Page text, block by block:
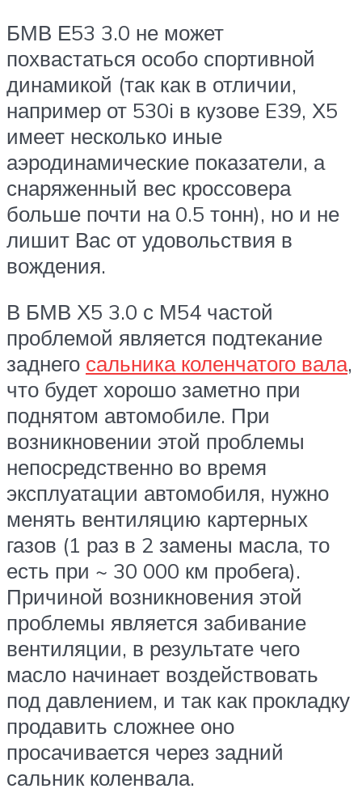
БМВ Е53 3.0 не может
похвастаться особо спортивной
динамикой (так как в отличии,
например от 530i в кузове E39, Х5
имеет несколько иные
аэродинамические показатели, а
снаряженный вес кроссовера
больше почти на 0.5 тонн), но и не
лишит Вас от удовольствия в
вождения.
В БМВ Х5 3.0 с М54 частой
проблемой является подтекание
заднего сальника коленчатого вала,
что будет хорошо заметно при
поднятом автомобиле. При
возникновении этой проблемы
непосредственно во время
эксплуатации автомобиля, нужно
менять вентиляцию картерных
газов (1 раз в 2 замены масла, то
есть при ~ 30 000 км пробега).
Причиной возникновения этой
проблемы является забивание
вентиляции, в результате чего
масло начинает воздействовать
под давлением, и так как прокладку
продавить сложнее оно
просачивается через задний
сальник коленвала.